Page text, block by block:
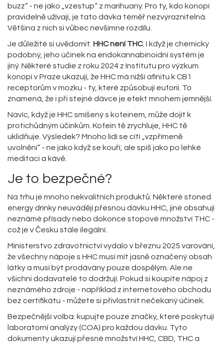
buzz“ - ne jako „vzestup“ z marihuany. Pro ty, kdo konopí
pravidelně užívají, je tato dávka téměř nezvýraznitelná.
Většina z nich si vůbec nevšimne rozdílu.
Je důležité si uvědomit: HHC není THC. I když je chemicky
podobný, jeho účinek na endokannabinoidní systém je
jiný. Některé studie z roku 2024 z Institutu pro výzkum
konopí v Praze ukazují, že HHC má nižší afinitu k CB1
receptorům v mozku - ty, které způsobují euforii. To
znamená, že i při stejné dávce je efekt mnohem jemnější.
Navíc, když je HHC smíšený s kofeinem, může dojít k
protichůdným účinkům. Kofein tě zrychluje, HHC tě
uklidňuje. Výsledek? Mnoho lidí se cítí „vzpřímeně
uvolnění“ - ne jako když se kouří, ale spíš jako po lehké
meditaci a kávě.
Je to bezpečné?
Na trhu je mnoho nekvalitních produktů. Některé stoned
energy drinky neuvádějí přesnou dávku HHC, jiné obsahují
neznámé přísady nebo dokonce stopové množství THC -
což je v Česku stále ilegální.
Ministerstvo zdravotnictví vydalo v březnu 2025 varování,
že všechny nápoje s HHC musí mít jasně označený obsah
látky a musí být prodávány pouze dospělým. Ale ne
všichni dodavatelé to dodržují. Pokud si koupíte nápoj z
neznámého zdroje - například z internetového obchodu
bez certifikátu - můžete si přivlastnit nečekaný účinek.
Bezpečnější volba: kupujte pouze značky, které poskytují
laboratorní analýzy (COA) pro každou dávku. Tyto
dokumenty ukazují přesné množství HHC, CBD, THC a